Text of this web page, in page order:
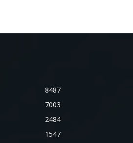
8487
7003
2484
1547